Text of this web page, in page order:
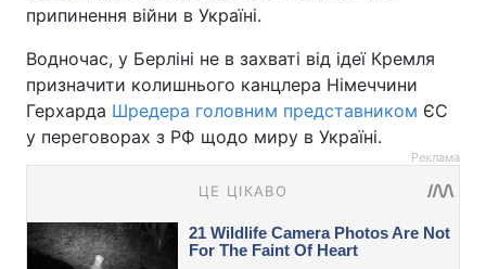
припинення війни в Україні.
Водночас, у Берліні не в захваті від ідеї Кремля
призначити колишнього канцлера Німеччини
Герхарда Шредера головним представником ЄС
у переговорах з РФ щодо миру в Україні.
Реклама